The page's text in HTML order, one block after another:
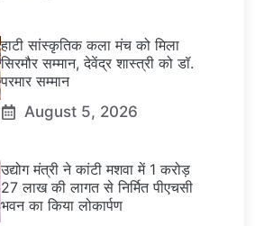
हाटी सांस्कृतिक कला मंच को मिला
सिरमौर सम्मान, देवेंद्र शास्त्री को डॉ.
परमार सम्मान
August 5, 2026
उद्योग मंत्री ने कांटी मशवा में 1 करोड़
27 लाख की लागत से निर्मित पीएचसी
भवन का किया लोकार्पण